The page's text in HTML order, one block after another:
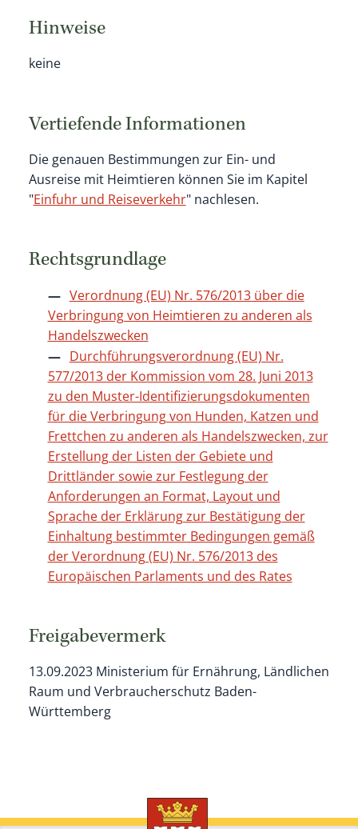
Hinweise
keine
Vertiefende Informationen
Die genauen Bestimmungen zur Ein- und
Ausreise mit Heimtieren können Sie im Kapitel
"Einfuhr und Reiseverkehr" nachlesen.
Rechtsgrundlage
Verordnung (EU) Nr. 576/2013 über die
Verbringung von Heimtieren zu anderen als
Handelszwecken
Durchführungsverordnung (EU) Nr.
577/2013 der Kommission vom 28. Juni 2013
zu den Muster-Identifizierungsdokumenten
für die Verbringung von Hunden, Katzen und
Frettchen zu anderen als Handelszwecken, zur
Erstellung der Listen der Gebiete und
Drittländer sowie zur Festlegung der
Anforderungen an Format, Layout und
Sprache der Erklärung zur Bestätigung der
Einhaltung bestimmter Bedingungen gemäß
der Verordnung (EU) Nr. 576/2013 des
Europäischen Parlaments und des Rates
Freigabevermerk
13.09.2023 Ministerium für Ernährung, Ländlichen
Raum und Verbraucherschutz Baden-
Württemberg